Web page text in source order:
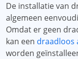
De installatie van
algemeen
Omdat er geen
kan een draadloos
worden